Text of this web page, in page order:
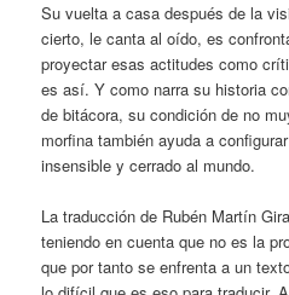
Su vuelta a casa después de la
cierto, le canta al oído, es
proyectar esas actitudes como
es así. Y como narra su historia
de bitácora, su condición de no
morfina también ayuda a
insensible y cerrado al mundo.
La traducción de Rubén Martín
teniendo en cuenta que no es la
que por tanto se enfrenta a un